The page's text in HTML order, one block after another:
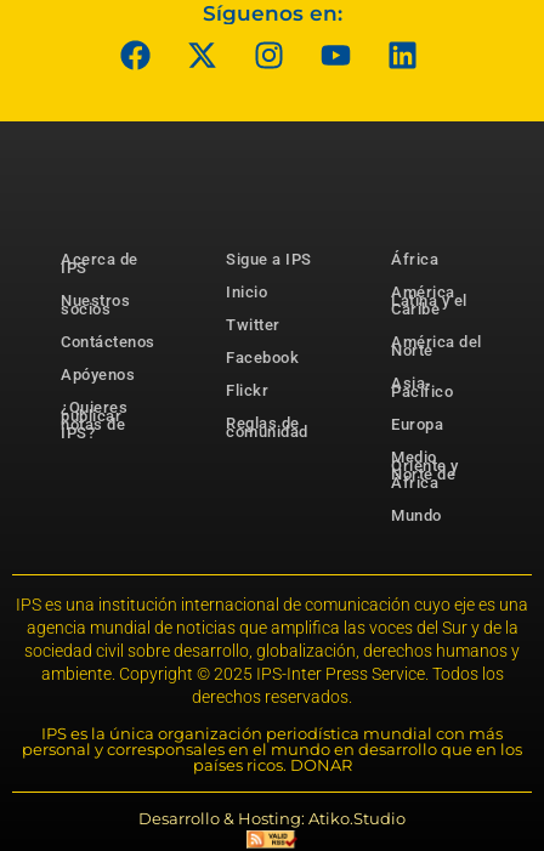
Síguenos en:
Acerca de
IPS
Nuestros
socios
Contáctenos
Apóyenos
¿Quieres
publicar
notas de
IPS?
Sigue a IPS
Inicio
Twitter
Facebook
Flickr
Reglas de
comunidad
África
América
Latina y el
Caribe
América del
Norte
Asia-
Pacífico
Europa
Medio
Oriente y
Norte de
África
Mundo
IPS es una institución internacional de comunicación cuyo eje es una
agencia mundial de noticias que amplifica las voces del Sur y de la
sociedad civil sobre desarrollo, globalización, derechos humanos y
ambiente. Copyright © 2025 IPS-Inter Press Service. Todos los
derechos reservados.
IPS es la única organización periodística mundial con más
personal y corresponsales en el mundo en desarrollo que en los
países ricos. DONAR
Desarrollo & Hosting: Atiko.Studio